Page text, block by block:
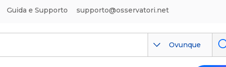
Guida e Supporto supporto@osservatori.net
Ovunque